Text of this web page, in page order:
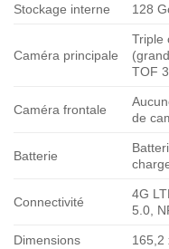
Stockage interne 128
Caméra principale
Triple
TOF
Caméra frontale
de
Batterie
Connectivité
4G
5.0,
Dimensions 165,2